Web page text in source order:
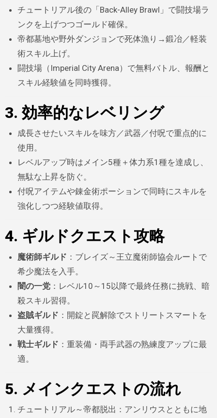
チュートリアル後の「Back-Alley Brawl」で闘技場ラ
ンクを上げつつゴールド確保。
帝都墓地や野外ダンジョンで死体漁り→鍛冶／軽装
術スキル上げ。
闘技場（Imperial City Arena）で無料バトル、報酬と
スキル経験値を同時獲得。
3. 効率的なレベリング
成長させたいスキルを味方／武器／付呪で重点的に
使用。
レベルアップ時はメイン5種＋体力系1種を達成し、
無駄な上昇を防ぐ。
付呪アイテムや錬金術ポーションで同時にスキルを
強化しつつ経験値取得。
4. ギルドクエスト攻略
魔術師ギルド ：ブレイズ～王立魔術師協会ルートで
希少魔法を入手。
闇の一党：レベル10～15以降で最終任務に挑戦、暗
殺スキル習得。
盗賊ギルド ：開錠と罠解除でストリートスマートを
大量獲得。
戦士ギルド ：重装備・両手武器の熟練度アップに最
適。
5. メインクエストの流れ
チュートリアル～帝都脱出：アンリウスとともに地